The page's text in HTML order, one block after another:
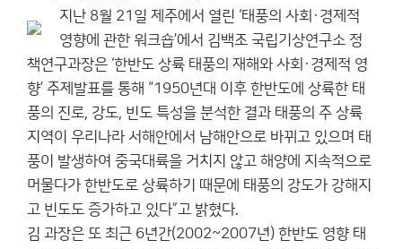
지난 8월 21일 제주에서 열린 ‘태풍의 사회·경제적
영향에 관한 워크숍’에서 김백조 국립기상연구소 정
책연구과장은 ‘한반도 상륙 태풍의 재해와 사회·경제적 영
향’ 주제발표를 통해 “1950년대 이후 한반도에 상륙한 태
풍의 진로, 강도, 빈도 특성을 분석한 결과 태풍의 주 상륙
지역이 우리나라 서해안에서 남해안으로 바뀌고 있으며 태
풍이 발생하여 중국대륙을 거치지 않고 해양에 지속적으로
머물다가 한반도로 상륙하기 때문에 태풍의 강도가 강해지
고 빈도도 증가하고 있다”고 밝혔다.
김 과장은 또 최근 6년간(2002~2007년) 한반도 영향 태